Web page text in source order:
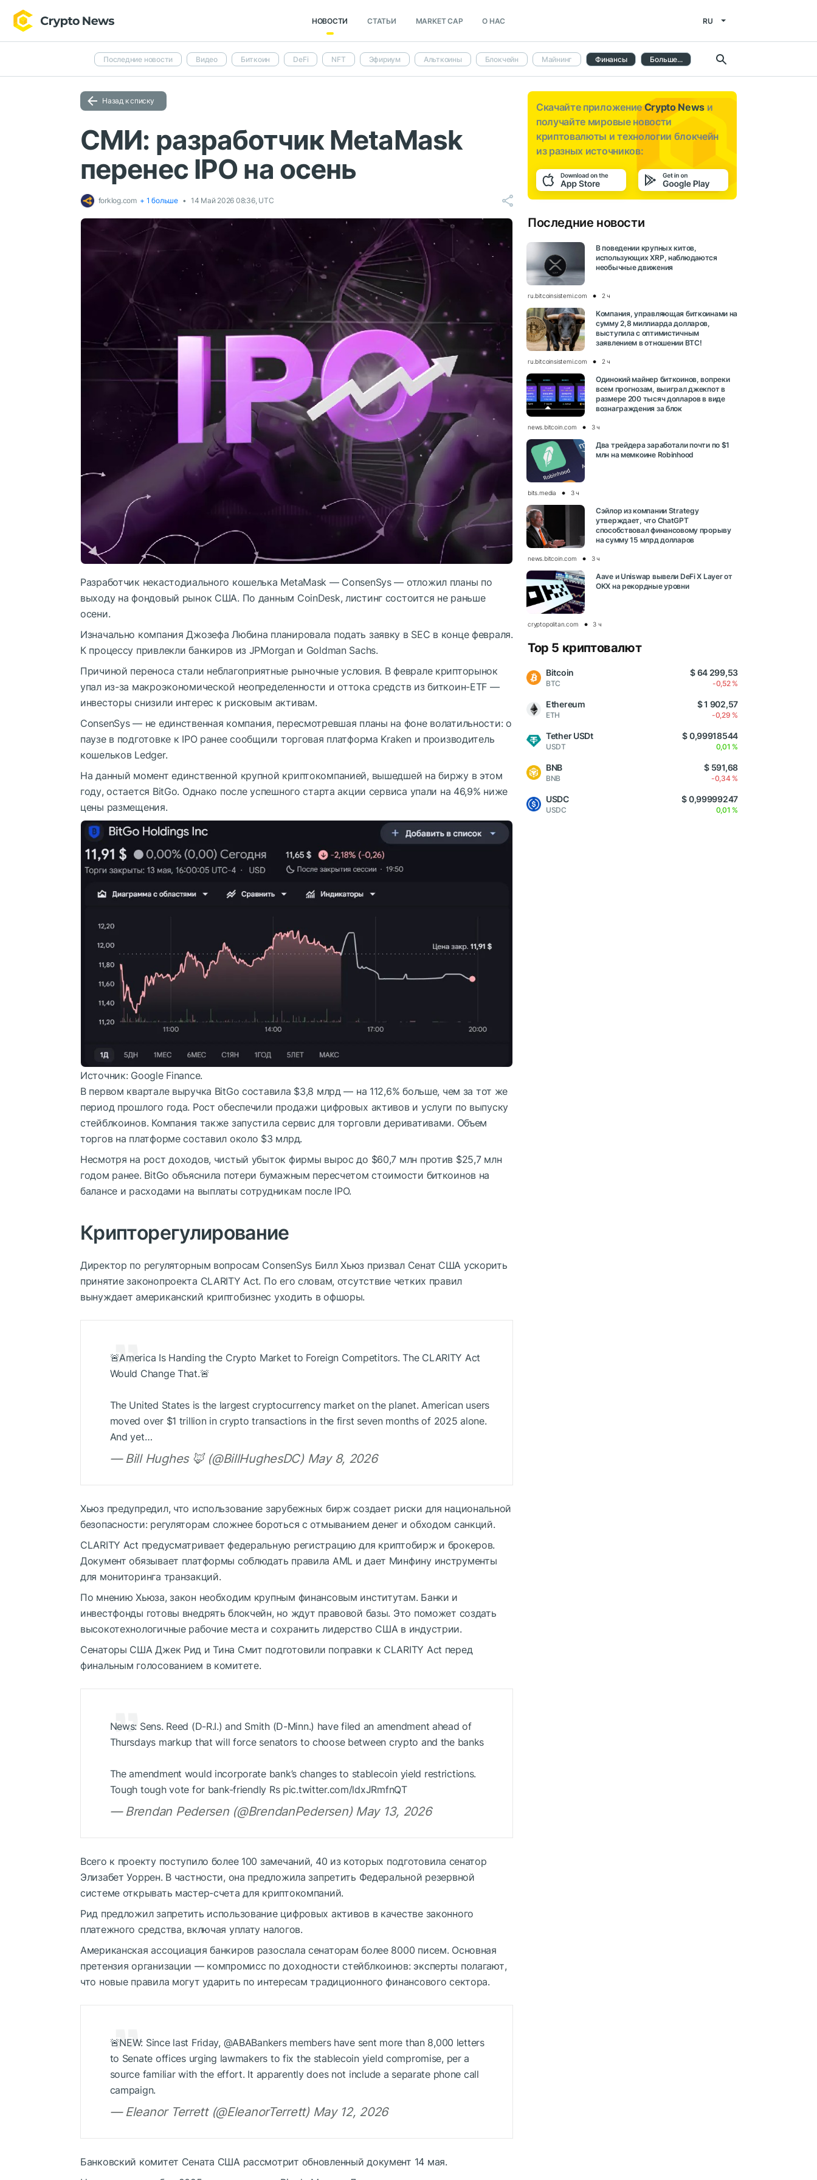
НОВОСТИ СТАТЬИ MARKET CAP О НАС RU
Последние новости Видео Биткоин DeFi NFT Эфириум Альткоины Блокчейн Майнинг Финансы Больше...
Назад к списку
СМИ: разработчик MetaMask
перенес IPO на осень
forklog.com + 1 больше 14 Май 2026 08:36, UTC
Разработчик некастодиального кошелька MetaMask — ConsenSys — отложил планы по
выходу на фондовый рынок США. По данным CoinDesk, листинг состоится не раньше
осени.
Изначально компания Джозефа Любина планировала подать заявку в SEC в конце февраля.
К процессу привлекли банкиров из JPMorgan и Goldman Sachs.
Причиной переноса стали неблагоприятные рыночные условия. В феврале крипторынок
упал из-за макроэкономической неопределенности и оттока средств из биткоин-ETF —
инвесторы снизили интерес к рисковым активам.
ConsenSys — не единственная компания, пересмотревшая планы на фоне волатильности: о
паузе в подготовке к IPO ранее сообщили торговая платформа Kraken и производитель
кошельков Ledger.
На данный момент единственной крупной криптокомпанией, вышедшей на биржу в этом
году, остается BitGo. Однако после успешного старта акции сервиса упали на 46,9% ниже
цены размещения.
Источник: Google Finance.
В первом квартале выручка BitGo составила $3,8 млрд — на 112,6% больше, чем за тот же
период прошлого года. Рост обеспечили продажи цифровых активов и услуги по выпуску
стейблкоинов. Компания также запустила сервис для торговли деривативами. Объем
торгов на платформе составил около $3 млрд.
Несмотря на рост доходов, чистый убыток фирмы вырос до $60,7 млн против $25,7 млн
годом ранее. BitGo объяснила потери бумажным пересчетом стоимости биткоинов на
балансе и расходами на выплаты сотрудникам после IPO.
Крипторегулирование
Директор по регуляторным вопросам ConsenSys Билл Хьюз призвал Сенат США ускорить
принятие законопроекта CLARITY Act. По его словам, отсутствие четких правил
вынуждает американский криптобизнес уходить в офшоры.
🚨America Is Handing the Crypto Market to Foreign Competitors. The CLARITY Act
Would Change That.🚨
The United States is the largest cryptocurrency market on the planet. American users
moved over $1 trillion in crypto transactions in the first seven months of 2025 alone.
And yet…
— Bill Hughes 🦊 (@BillHughesDC) May 8, 2026
Хьюз предупредил, что использование зарубежных бирж создает риски для национальной
безопасности: регуляторам сложнее бороться с отмыванием денег и обходом санкций.
CLARITY Act предусматривает федеральную регистрацию для криптобирж и брокеров.
Документ обязывает платформы соблюдать правила AML и дает Минфину инструменты
для мониторинга транзакций.
По мнению Хьюза, закон необходим крупным финансовым институтам. Банки и
инвестфонды готовы внедрять блокчейн, но ждут правовой базы. Это поможет создать
высокотехнологичные рабочие места и сохранить лидерство США в индустрии.
Сенаторы США Джек Рид и Тина Смит подготовили поправки к CLARITY Act перед
финальным голосованием в комитете.
News: Sens. Reed (D-R.I.) and Smith (D-Minn.) have filed an amendment ahead of
Thursdays markup that will force senators to choose between crypto and the banks
The amendment would incorporate bank’s changes to stablecoin yield restrictions.
Tough tough vote for bank-friendly Rs pic.twitter.com/ldxJRmfnQT
— Brendan Pedersen (@BrendanPedersen) May 13, 2026
Всего к проекту поступило более 100 замечаний, 40 из которых подготовила сенатор
Элизабет Уоррен. В частности, она предложила запретить Федеральной резервной
системе открывать мастер-счета для криптокомпаний.
Рид предложил запретить использование цифровых активов в качестве законного
платежного средства, включая уплату налогов.
Американская ассоциация банкиров разослала сенаторам более 8000 писем. Основная
претензия организации — компромисс по доходности стейблкоинов: эксперты полагают,
что новые правила могут ударить по интересам традиционного финансового сектора.
🚨NEW: Since last Friday, @ABABankers members have sent more than 8,000 letters
to Senate offices urging lawmakers to fix the stablecoin yield compromise, per a
source familiar with the effort. It apparently does not include a separate phone call
campaign.
— Eleanor Terrett (@EleanorTerrett) May 12, 2026
Банковский комитет Сената США рассмотрит обновленный документ 14 мая.
Скачайте приложениеCrypto News и
получайте мировые новости
криптовалюты и технологии блокчейн
из разных источников:
Последние новости
В поведении крупных китов,
использующих XRP, наблюдаются
необычные движения
ru.bitcoinsistemi.com 2 ч
Компания, управляющая биткоинами на
сумму 2,8 миллиарда долларов,
выступила с оптимистичным
заявлением в отношении BTC!
ru.bitcoinsistemi.com 2 ч
Одинокий майнер биткоинов, вопреки
всем прогнозам, выиграл джекпот в
размере 200 тысяч долларов в виде
вознаграждения за блок
news.bitcoin.com 3 ч
Два трейдера заработали почти по $1
млн на мемкоине Robinhood
bits.media 3 ч
Сэйлор из компании Strategy
утверждает, что ChatGPT
способствовал финансовому прорыву
на сумму 15 млрд долларов
news.bitcoin.com 3 ч
Aave и Uniswap вывели DeFi X Layer от
OKX на рекордные уровни
cryptopolitan.com 3 ч
Top 5 криптовалют
Bitcoin
BTC
$ 64 299,53
-0,52 %
Ethereum
ETH
$ 1 902,57
-0,29 %
Tether USDt
USDT
$ 0,99918544
0,01 %
BNB
BNB
$ 591,68
-0,34 %
USDC
USDC
$ 0,99999247
0,01 %